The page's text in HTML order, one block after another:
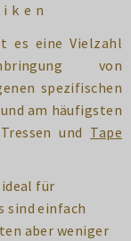
es eine Vielzahl
von
spezifischen
am häufigsten
und Tape
für
sind einfach
aber weniger